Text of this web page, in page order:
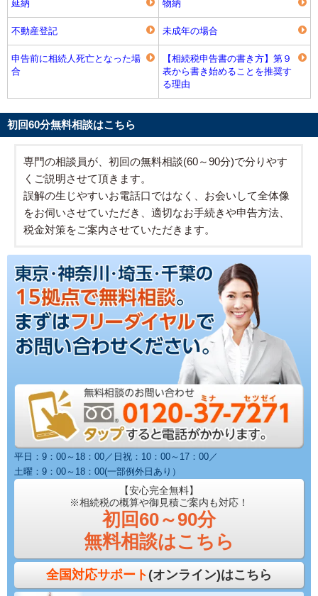
延納 物納
不動産登記 未成年の場合
申告前に相続人死亡となった場
合
【相続税申告書の書き方】第９
表から書き始めることを推奨す
る理由
初回60分無料相談はこちら
専門の相談員が、初回の無料相談(60～90分)で分りやす
くご説明させて頂きます。
誤解の生じやすいお電話口ではなく、お会いして全体像
をお伺いさせていただき、適切なお手続きや申告方法、
税金対策をご案内させていただきます。
平日：9：00～18：00／日祝：10：00～17：00／
土曜：9：00～18：00(一部例外日あり）
【安心完全無料】
※相続税の概算や御見積ご案内も対応！
初回60～90分
無料相談はこちら
全国対応サポート(オンライン)はこちら